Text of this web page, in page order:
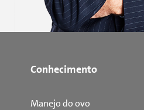
Conhecimento
Manejo do ovo